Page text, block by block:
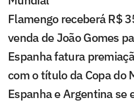
Flamengo receberá R$
venda de João Gomes
Espanha fatura
com o título da Copa do
Espanha e Argentina se